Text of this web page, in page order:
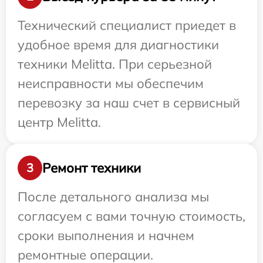
Технический специалист приедет в
удобное время для диагностики
техники Melitta. При серьезной
неисправности мы обеспечим
перевозку за наш счет в сервисный
центр Melitta.
3
Ремонт техники
После детального анализа мы
согласуем с вами точную стоимость,
сроки выполнения и начнем
ремонтные операции.